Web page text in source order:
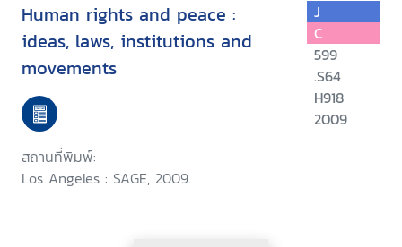
Human rights and peace :
ideas, laws, institutions and
movements
สถานที่พิมพ์:
Los Angeles : SAGE, 2009.
J
C
599
.S64
H918
2009